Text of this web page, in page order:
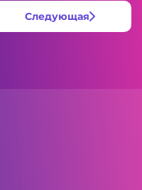
Следующая